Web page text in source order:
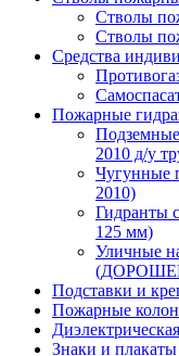
Стволы
Стволы
Средства
Пожарные
2010 д/у
Чугунные
2010)
Гидранты
125 мм)
Уличные
Подставки и
Пожарные
Знаки и